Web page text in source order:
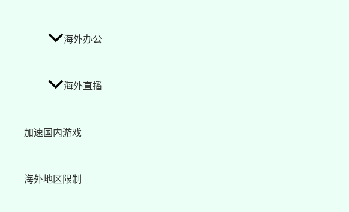
海外办公
海外直播
加速国内游戏
海外地区限制